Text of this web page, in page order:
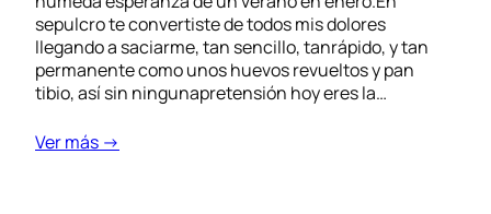
sepulcro te convertiste de todos mis dolores
llegando a saciarme, tan sencillo, tanrápido, y tan
permanente como unos huevos revueltos y pan
tibio, así sin ningunapretensión hoy eres la…
Ver más →